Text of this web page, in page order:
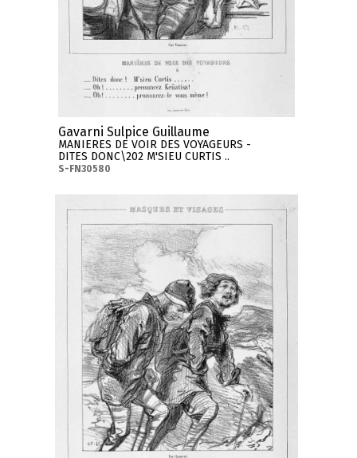
Gavarni Sulpice Guillaume
MANIERES DE VOIR DES VOYAGEURS -
DITES DONC\202 M'SIEU CURTIS ..
S-FN30580